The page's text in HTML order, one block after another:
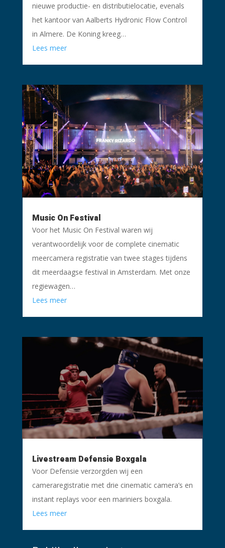
nieuwe productie- en distributielocatie, evenals
het kantoor van Aalberts Hydronic Flow Control
in Almere. De Koning kreeg…
Lees meer
Music On Festival
Voor het Music On Festival waren wij
verantwoordelijk voor de complete cinematic
meercamera registratie van twee stages tijdens
dit meerdaagse festival in Amsterdam. Met onze
regiewagen…
Lees meer
Livestream Defensie Boxgala
Voor Defensie verzorgden wij een
cameraregistratie met drie cinematic camera’s en
instant replays voor een mariniers boxgala.
Lees meer